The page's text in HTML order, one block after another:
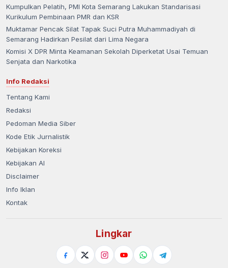
Kumpulkan Pelatih, PMI Kota Semarang Lakukan Standarisasi
Kurikulum Pembinaan PMR dan KSR
Muktamar Pencak Silat Tapak Suci Putra Muhammadiyah di
Semarang Hadirkan Pesilat dari Lima Negara
Komisi X DPR Minta Keamanan Sekolah Diperketat Usai Temuan
Senjata dan Narkotika
Info Redaksi
Tentang Kami
Redaksi
Pedoman Media Siber
Kode Etik Jurnalistik
Kebijakan Koreksi
Kebijakan AI
Disclaimer
Info Iklan
Kontak
Lingkar